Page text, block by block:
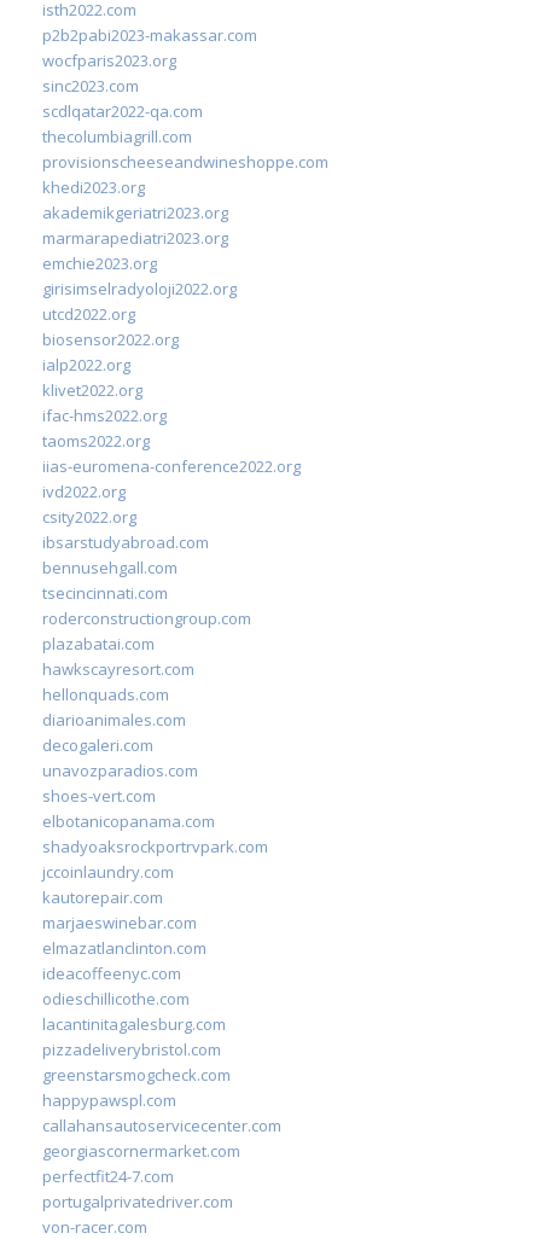
isth2022.com
p2b2pabi2023-makassar.com
wocfparis2023.org
sinc2023.com
scdlqatar2022-qa.com
thecolumbiagrill.com
provisionscheeseandwineshoppe.com
khedi2023.org
akademikgeriatri2023.org
marmarapediatri2023.org
emchie2023.org
girisimselradyoloji2022.org
utcd2022.org
biosensor2022.org
ialp2022.org
klivet2022.org
ifac-hms2022.org
taoms2022.org
iias-euromena-conference2022.org
ivd2022.org
csity2022.org
ibsarstudyabroad.com
bennusehgall.com
tsecincinnati.com
roderconstructiongroup.com
plazabatai.com
hawkscayresort.com
hellonquads.com
diarioanimales.com
decogaleri.com
unavozparadios.com
shoes-vert.com
elbotanicopanama.com
shadyoaksrockportrvpark.com
jccoinlaundry.com
kautorepair.com
marjaeswinebar.com
elmazatlanclinton.com
ideacoffeenyc.com
odieschillicothe.com
lacantinitagalesburg.com
pizzadeliverybristol.com
greenstarsmogcheck.com
happypawspl.com
callahansautoservicecenter.com
georgiascornermarket.com
perfectfit24-7.com
portugalprivatedriver.com
von-racer.com